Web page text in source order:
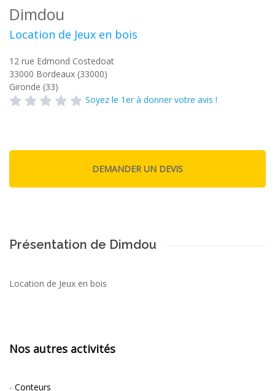
Dimdou
Location de Jeux en bois
12 rue Edmond Costedoat
33000 Bordeaux (33000)
Gironde (33)
Soyez le 1er à donner votre avis !
Présentation de Dimdou
Location de Jeux en bois
Nos autres activités
- Conteurs